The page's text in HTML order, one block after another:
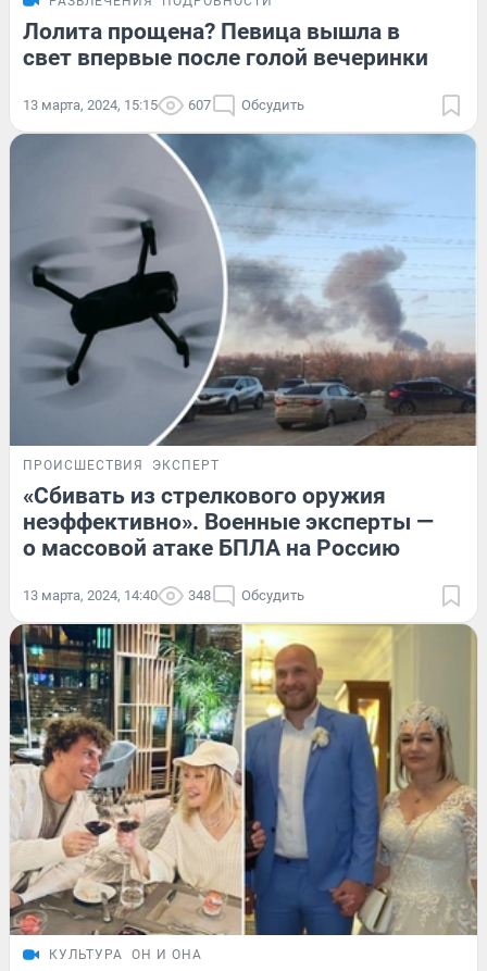
Лолита прощена? Певица вышла в
свет впервые после голой вечеринки
13 марта, 2024, 15:15 607 Обсудить
ПРОИСШЕСТВИЯ ЭКСПЕРТ
«Сбивать из стрелкового оружия
неэффективно». Военные эксперты —
о массовой атаке БПЛА на Россию
13 марта, 2024, 14:40 348 Обсудить
КУЛЬТУРА ОН И ОНА